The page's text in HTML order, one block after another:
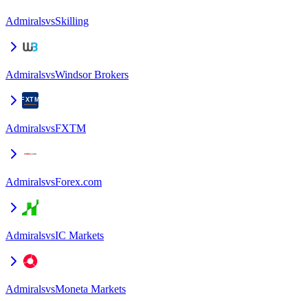
AdmiralsvsSkilling
AdmiralsvsWindsor Brokers
AdmiralsvsFXTM
AdmiralsvsForex.com
AdmiralsvsIC Markets
AdmiralsvsMoneta Markets